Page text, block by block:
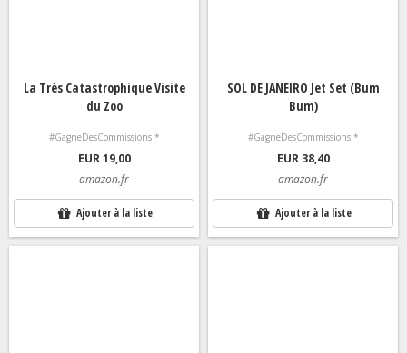
La Très Catastrophique Visite
du Zoo
#GagneDesCommissions *
EUR 19,00
amazon.fr
Ajouter à la liste
SOL DE JANEIRO Jet Set (Bum
Bum)
#GagneDesCommissions *
EUR 38,40
amazon.fr
Ajouter à la liste